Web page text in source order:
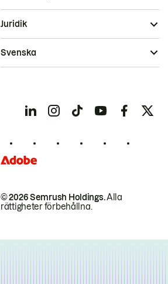
© 2026 Semrush Holdings.Alla
rättigheter förbehållna.
Juridik
Svenska